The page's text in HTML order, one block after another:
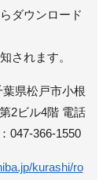
ダウンロード
されます。
県松戸市小根
2ビル4階 電話
047-366-1550
kurashi/ro